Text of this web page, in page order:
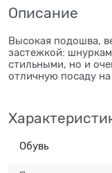
Описание
Высокая подошва,
застежкой:
стильными, но и
отличную посаду
Обувь